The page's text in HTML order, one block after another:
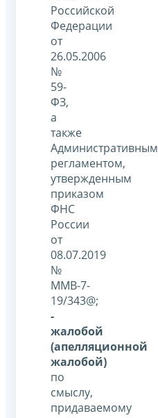
Российской
Федерации
от
26.05.2006
№
59-
ФЗ,
а
также
Административным
регламентом,
утвержденным
приказом
ФНС
России
от
08.07.2019
№
ММВ-7-
19/343@;
-
жалобой
(апелляционной
жалобой)
по
смыслу,
придаваемому